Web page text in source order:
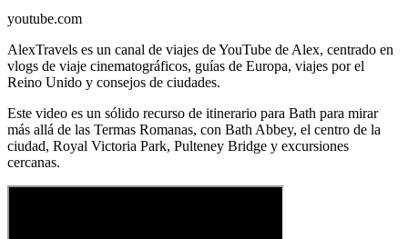
youtube.com
AlexTravels es un canal de viajes de YouTube de Alex, centrado en
vlogs de viaje cinematográficos, guías de Europa, viajes por el
Reino Unido y consejos de ciudades.
Este video es un sólido recurso de itinerario para Bath para mirar
más allá de las Termas Romanas, con Bath Abbey, el centro de la
ciudad, Royal Victoria Park, Pulteney Bridge y excursiones
cercanas.